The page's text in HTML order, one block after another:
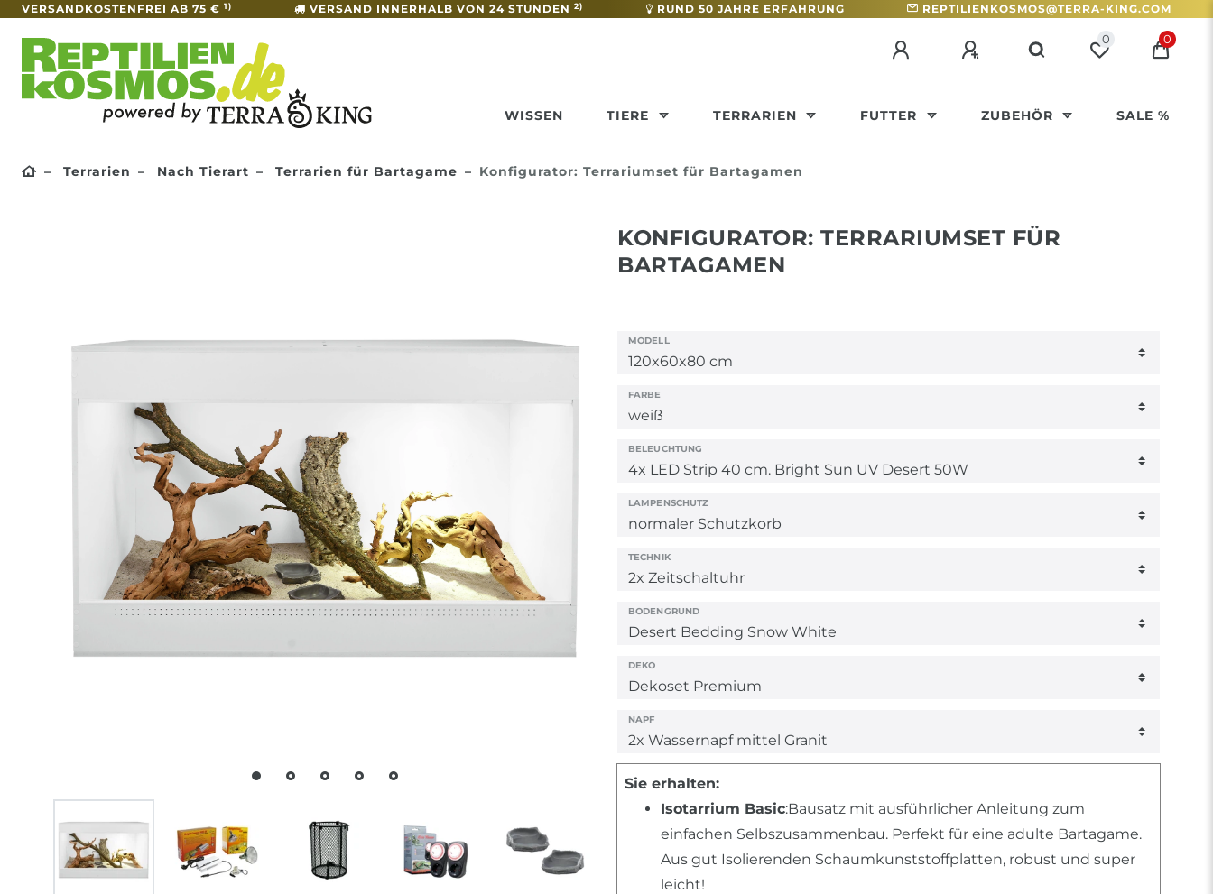
VERSANDKOSTENFREI AB 75 € 1) VERSAND INNERHALB VON 24 STUNDEN 2) RUND 50 JAHRE ERFAHRUNG REPTILIENKOSMOS@TERRA-KING.COM
0 0
WISSEN TIERE TERRARIEN FUTTER ZUBEHÖR SALE %
Terrarien Nach Tierart Terrarien für Bartagame Konfigurator: Terrariumset für Bartagamen
KONFIGURATOR: TERRARIUMSET FÜR
BARTAGAMEN
MODELL
FARBE
BELEUCHTUNG
LAMPENSCHUTZ
TECHNIK
BODENGRUND
DEKO
NAPF
Sie erhalten:
Isotarrium Basic:Bausatz mit ausführlicher Anleitung zum
einfachen Selbszusammenbau. Perfekt für eine adulte Bartagame.
Aus gut Isolierenden Schaumkunststoffplatten, robust und super
leicht!